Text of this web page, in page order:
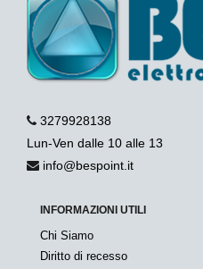
3279928138
Lun-Ven dalle 10 alle 13
info@bespoint.it
INFORMAZIONI UTILI
Chi Siamo
Diritto di recesso